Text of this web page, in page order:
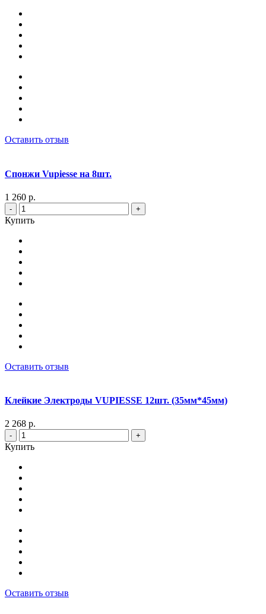
Оставить отзыв
Спонжи Vupiesse на 8шт.
1 260 р.
- +
Купить
Оставить отзыв
Клейкие Электроды VUPIESSE 12шт. (35мм*45мм)
2 268 р.
- +
Купить
Оставить отзыв